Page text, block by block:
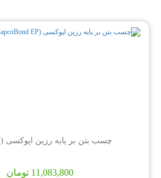
چسب بتن بر پایه رزین اپوکسی (CapcoBond EP)
11,083,800 تومان